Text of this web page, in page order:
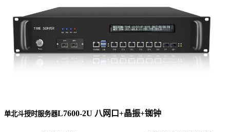
单北斗授时服务器L7600-2U 八网口+晶振+铷钟